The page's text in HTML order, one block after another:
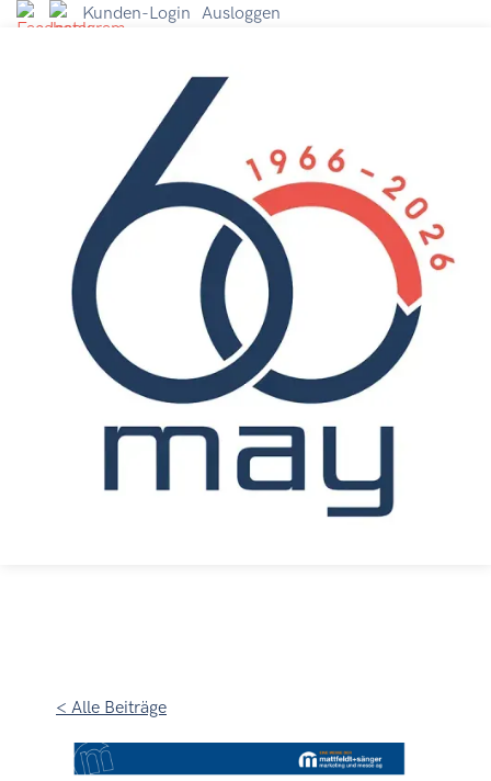
Kunden-Login Ausloggen
< Alle Beiträge